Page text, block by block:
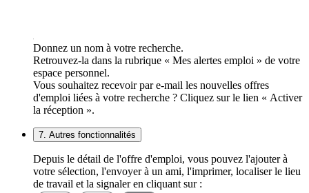
Donnez un nom à votre recherche.
Retrouvez-la dans la rubrique « Mes alertes emploi » de votre
espace personnel.
Vous souhaitez recevoir par e-mail les nouvelles offres
d'emploi liées à votre recherche ? Cliquez sur le lien « Activer
la réception ».
7. Autres fonctionnalités
Depuis le détail de l'offre d'emploi, vous pouvez l'ajouter à
votre sélection, l'envoyer à un ami, l'imprimer, localiser le lieu
de travail et la signaler en cliquant sur :